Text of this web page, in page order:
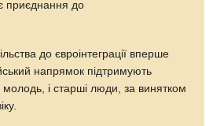
приєднання до
до євроінтеграції вперше
напрямок підтримують
і старші люди, за винятком